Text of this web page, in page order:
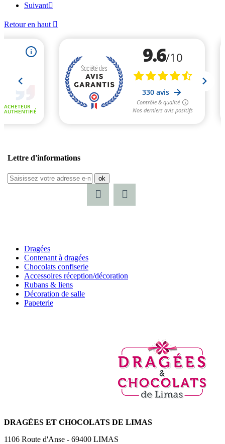
Suivant
Retour en haut 
Lettre d'informations
ok
Dragées
Contenant à dragées
Chocolats confiserie
Accessoires réception/décoration
Rubans & liens
Décoration de salle
Papeterie
DRAGÉES ET CHOCOLATS DE LIMAS
1106 Route d'Anse - 69400 LIMAS